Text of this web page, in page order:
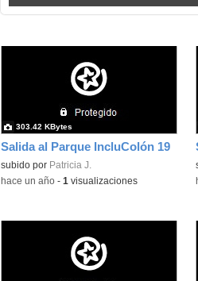
Salida al Parque IncluColón 19
subido por Patricia J.
303.42 KBytes
-hace un año- 1 visualizaciones -